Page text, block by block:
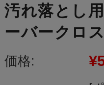
汚れ落とし
ーバークロス
価格: